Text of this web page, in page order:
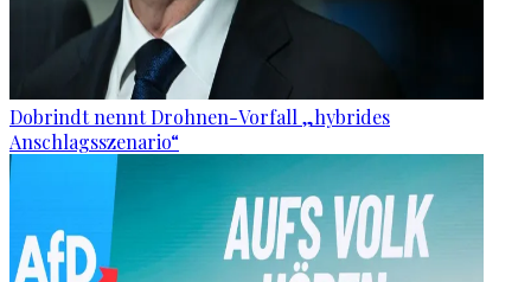
Dobrindt nennt Drohnen-Vorfall „hybrides
Anschlagsszenario“